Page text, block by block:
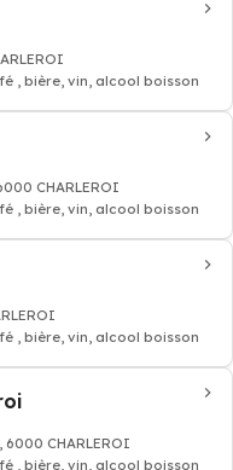
, bière, vin, alcool boisson
CHARLEROI
, bière, vin, alcool boisson
, bière, vin, alcool boisson
CHARLEROI
, bière, vin, alcool boisson